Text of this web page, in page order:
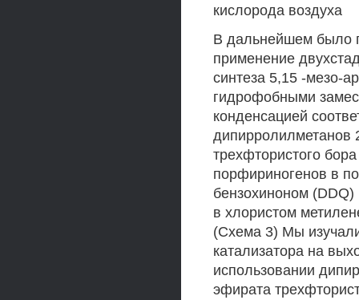
кислорода воздуха
В дальнейшем было
применение
синтеза 5,15 -мезо-
гидрофобными
конденсацией
дипирролилметанов
трехфтористого
порфириногенов в
бензохиноном
в хлористом
(Схема 3) Мы
катализатора на
использовании
эфирата